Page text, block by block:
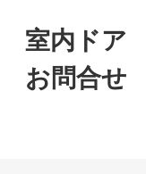
室内ドア
お問合せ